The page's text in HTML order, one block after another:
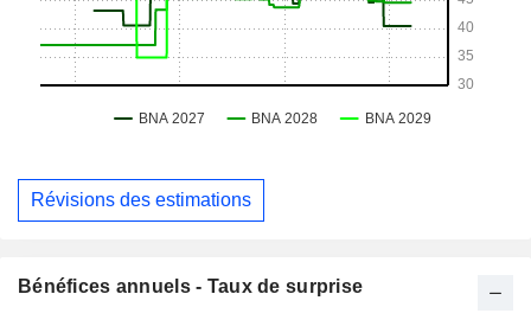
Révisions des estimations
Bénéfices annuels - Taux de surprise